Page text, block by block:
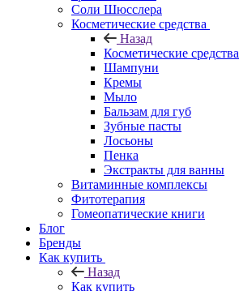
Соли Шюсслера
Косметические средства
Назад
Косметические средства
Шампуни
Кремы
Мыло
Бальзам для губ
Зубные пасты
Лосьоны
Пенка
Экстракты для ванны
Витаминные комплексы
Фитотерапия
Гомеопатические книги
Блог
Бренды
Как купить
Назад
Как купить